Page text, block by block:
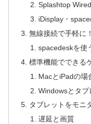
Splashtop
iDisplay・
無線接続で手軽に
spacedeskを使
標準機能でできる
MacとiPadの場
Windowsとタブ
タブレットをモニ
遅延と画質